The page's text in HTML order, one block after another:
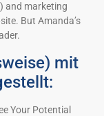
and marketing
But Amanda’s
mit
Your Potential